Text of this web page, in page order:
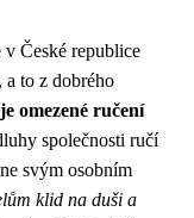
v České republice
to z dobrého
omezené ručení
společnosti ručí
svým osobním
klid na duši a